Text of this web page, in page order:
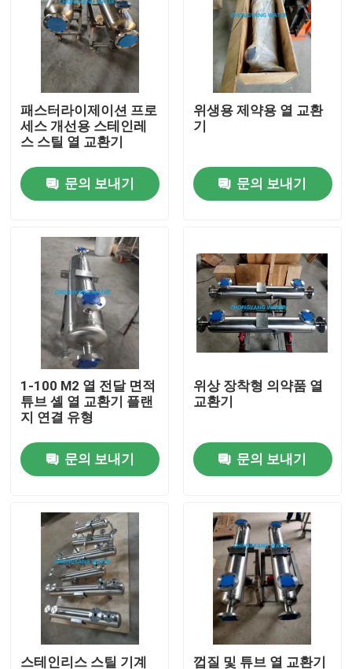
제품
비디오
회사 소개
공장 여행
품질 관리
문의하기
인용문을 요구하세요
Blog
의약품 물 시스템
패스터라이제이션 프로
세스 개선용 스테인레
스 스틸 열 교환기
문의 보내기
위생용 제약용 열 교환
기
문의 보내기
1-100 M2 열 전달 면적
튜브 셸 열 교환기 플랜
지 연결 유형
문의 보내기
위상 장착형 의약품 열
교환기
문의 보내기
스테인리스 스틸 기계 껍질 및 튜브 열 교환기